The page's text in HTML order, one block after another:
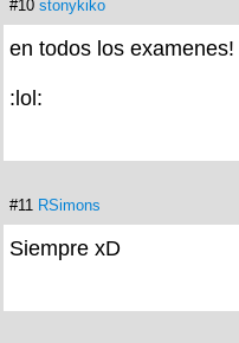
#10 stonykiko
en todos los examenes!
:lol:
#11 RSimons
Siempre xD